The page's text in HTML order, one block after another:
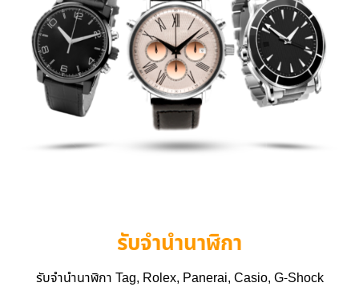
รับจำนำนาฬิกา
รับจำนำนาฬิกา Tag, Rolex, Panerai, Casio, G-Shock